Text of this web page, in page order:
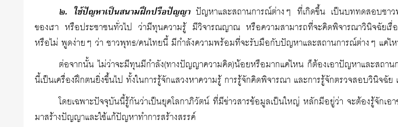
๒. ใช้ปัญหาเป็นสนามฝึกปรือปัญญาปัญหาและสถานการณ์ต่างๆ ที่เกิดขึ้น เป็นบททดสอบชาว
ของเรา หรือประชาชนทั่วไป ว่ามีทุนความรู้ มีวิจารณญาณ หรือความสามารถที่จะคิดพิจารณาวินิจฉัยเรื่อ
หรือไม่ พูดง่ายๆ ว่า ชาวพุทธ/คนไทยนี้ มีกำลังความพร้อมที่จะรับมือกับปัญหาและสถานการณ์ต่างๆ แค่ไ
ต่อจากนั้น ไม่ว่าจะมีทุนมีกำลัง(ทางปัญญาความคิด)น้อยหรือมากแค่ไหน ก็ต้องเอาปัญหาและสถาน
นี้เป็นเครื่องฝึกตนยิ่งขึ้นไป ทั้งในการรู้จักแสวงหาความรู้ การรู้จักคิดพิจารณา และการรู้จักตรวจสอบวินิจฉัย
โดยเฉพาะปัจจุบันนี้รู้กันว่าเป็นยุคโลกาภิวัตน์ ที่มีข่าวสารข้อมูลเป็นใหญ่ หลักมีอยู่ว่า จะต้องรู้จักเอ
มาสร้างปัญญาและใช้แก้ปัญหาทำการสร้างสรรค์